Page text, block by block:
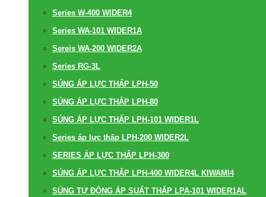
Series W-400 WIDER4
Series WA-101 WIDER1A
Sereis WA-200 WIDER2A
Series RG-3L
SÚNG ÁP LỰC THẤP LPH-50
SÚNG ÁP LỰC THẤP LPH-80
SÚNG ÁP LỰC THẤP LPH-101 WIDER1L
Series áp lực thấp LPH-200 WIDER2L
SERIES ÁP LỰC THẤP LPH-300
SÚNG ÁP LỰC THẤP LPH-400 WIDER4L KIWAMI4
SÚNG TỰ ĐỘNG ÁP SUẤT THẤP LPA-101 WIDER1AL